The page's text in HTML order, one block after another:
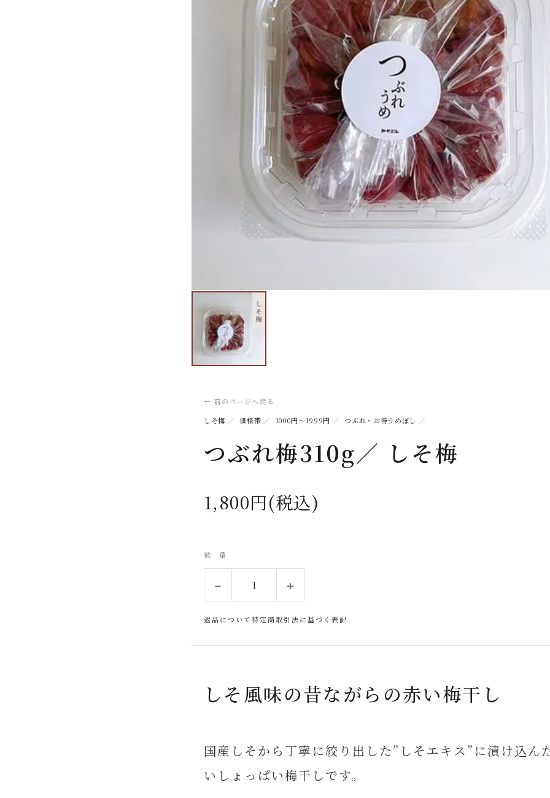
← 前のページへ戻る
しそ梅 ／ 価格帯 ／ 1000円～1999円 ／ つぶれ・お得うめぼし ／
つぶれ梅310g／ しそ梅
1,800円(税込)
数 量
－ ＋
返品について特定商取引法に基づく表記
しそ風味の昔ながらの赤い梅干し
国産しそから丁寧に絞り出した”しそエキス”に漬け込ん
いしょっぱい梅干しです。